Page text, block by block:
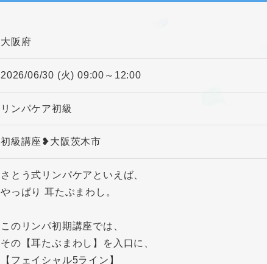
大阪府
2026/06/30 (火) 09:00～12:00
リンパケア初級
初級講座❥大阪茨木市
さとう式リンパケアといえば、
やっぱり 耳たぶまわし。
このリンパ初期講座では、
その【耳たぶまわし】を入口に、
【フェイシャル5ライン】